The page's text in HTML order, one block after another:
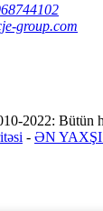
group.com
2022: Bütün
- ƏN